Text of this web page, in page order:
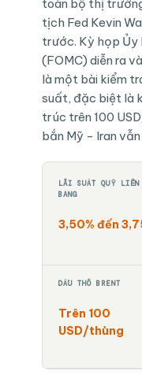
toàn bộ thị
tịch Fed Kevin
trước. Kỳ họp Ủy
(FOMC) diễn ra
là một bài kiểm
suất, đặc biệt là
trúc trên 100
bắn Mỹ - Iran
LÃI SUẤT QUỸ LIÊN
BANG
3,50% đến
DẦU THÔ BRENT
Trên 100
USD/thùng